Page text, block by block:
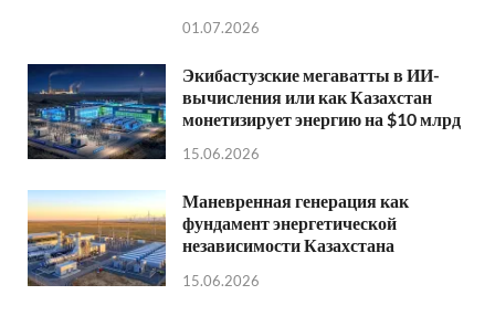
01.07.2026
Экибастузские мегаватты в ИИ-
вычисления или как Казахстан
монетизирует энергию на $10 млрд
15.06.2026
Маневренная генерация как
фундамент энергетической
независимости Казахстана
15.06.2026